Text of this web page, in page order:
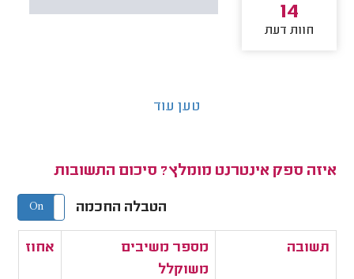
14
חוות דעת
טען עוד
איזה ספק אינטרנט מומלץ? סיכום התשובות
הטבלה החכמה On Off
תשובה
מספר משיבים
משוקלל
אחוז